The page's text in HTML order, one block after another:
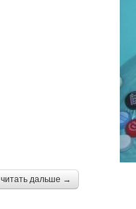
читать дальше →